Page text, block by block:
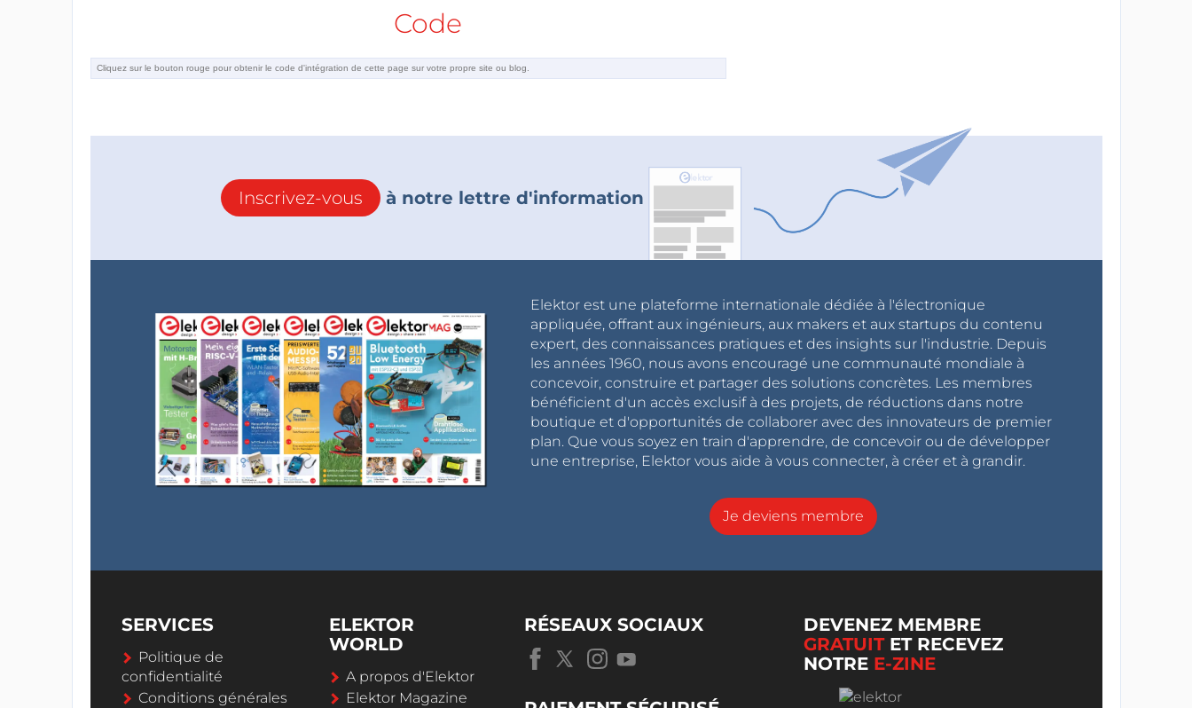
Code
Inscrivez-vous à notre lettre d'information
Elektor est une plateforme internationale dédiée à l'électronique
appliquée, offrant aux ingénieurs, aux makers et aux startups du contenu
expert, des connaissances pratiques et des insights sur l'industrie. Depuis
les années 1960, nous avons encouragé une communauté mondiale à
concevoir, construire et partager des solutions concrètes. Les membres
bénéficient d'un accès exclusif à des projets, de réductions dans notre
boutique et d'opportunités de collaborer avec des innovateurs de premier
plan. Que vous soyez en train d'apprendre, de concevoir ou de développer
une entreprise, Elektor vous aide à vous connecter, à créer et à grandir.
Je deviens membre
SERVICES
Politique de
confidentialité
Conditions générales
ELEKTOR
WORLD
A propos d'Elektor
Elektor Magazine
RÉSEAUX SOCIAUX
DEVENEZ MEMBRE
GRATUITET RECEVEZ
NOTRE E-ZINE